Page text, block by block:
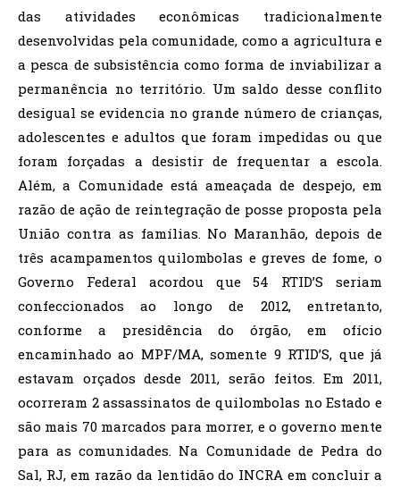
das atividades econômicas tradicionalmente
desenvolvidas pela comunidade, como a agricultura e
a pesca de subsistência como forma de inviabilizar a
permanência no território. Um saldo desse conflito
desigual se evidencia no grande número de crianças,
adolescentes e adultos que foram impedidas ou que
foram forçadas a desistir de frequentar a escola.
Além, a Comunidade está ameaçada de despejo, em
razão de ação de reintegração de posse proposta pela
União contra as famílias. No Maranhão, depois de
três acampamentos quilombolas e greves de fome, o
Governo Federal acordou que 54 RTID’S seriam
confeccionados ao longo de 2012, entretanto,
conforme a presidência do órgão, em ofício
encaminhado ao MPF/MA, somente 9 RTID’S, que já
estavam orçados desde 2011, serão feitos. Em 2011,
ocorreram 2 assassinatos de quilombolas no Estado e
são mais 70 marcados para morrer, e o governo mente
para as comunidades. Na Comunidade de Pedra do
Sal, RJ, em razão da lentidão do INCRA em concluir a